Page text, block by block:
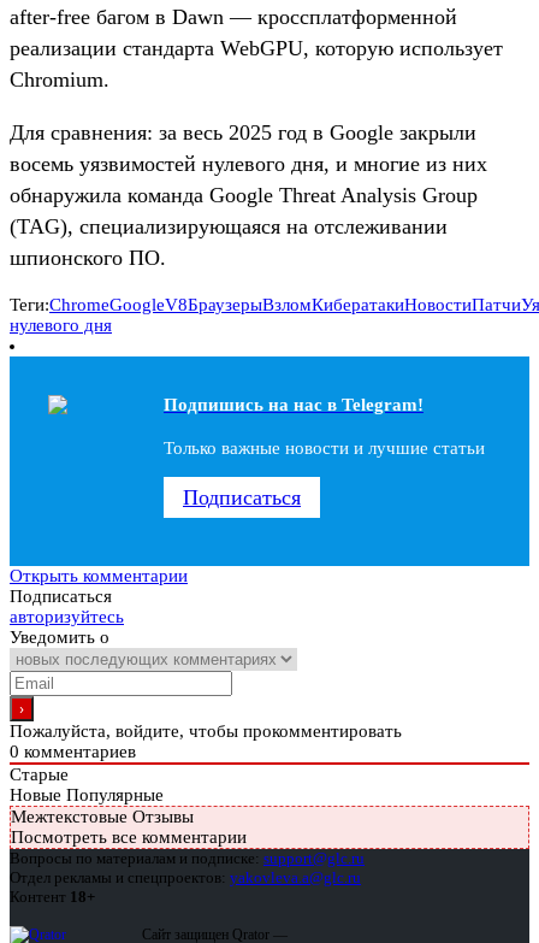
after-free багом в Dawn — кроссплатформенной
реализации стандарта WebGPU, которую использует
Chromium.
Для сравнения: за весь 2025 год в Google закрыли
восемь уязвимостей нулевого дня, и многие из них
обнаружила команда Google Threat Analysis Group
(TAG), специализирующаяся на отслеживании
шпионского ПО.
Теги:ChromeGoogleV8БраузерыВзломКибератакиНовостиПатчи
нулевого дня
Подпишись на наc в Telegram!
Только важные новости и лучшие статьи
Подписаться
Открыть комментарии
Подписаться
авторизуйтесь
Уведомить о
Пожалуйста, войдите, чтобы прокомментировать
0 комментариев
Старые
Новые Популярные
Межтекстовые Отзывы
Посмотреть все комментарии
Вопросы по материалам и подписке: support@glc.ru
Отдел рекламы и спецпроектов: yakovleva.a@glc.ru
Контент 18+
Сайт защищен Qrator —